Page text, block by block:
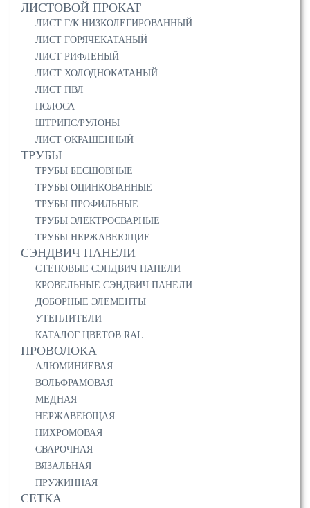
ЛИСТОВОЙ ПРОКАТ
ЛИСТ Г/К НИЗКОЛЕГИРОВАННЫЙ
ЛИСТ ГОРЯЧЕКАТАНЫЙ
ЛИСТ РИФЛЕНЫЙ
ЛИСТ ХОЛОДНОКАТАНЫЙ
ЛИСТ ПВЛ
ПОЛОСА
ШТРИПС/РУЛОНЫ
ЛИСТ ОКРАШЕННЫЙ
ТРУБЫ
ТРУБЫ БЕСШОВНЫЕ
ТРУБЫ ОЦИНКОВАННЫЕ
ТРУБЫ ПРОФИЛЬНЫЕ
ТРУБЫ ЭЛЕКТРОСВАРНЫЕ
ТРУБЫ НЕРЖАВЕЮЩИЕ
СЭНДВИЧ ПАНЕЛИ
СТЕНОВЫЕ СЭНДВИЧ ПАНЕЛИ
КРОВЕЛЬНЫЕ СЭНДВИЧ ПАНЕЛИ
ДОБОРНЫЕ ЭЛЕМЕНТЫ
УТЕПЛИТЕЛИ
КАТАЛОГ ЦВЕТОВ RAL
ПРОВОЛОКА
АЛЮМИНИЕВАЯ
ВОЛЬФРАМОВАЯ
МЕДНАЯ
НЕРЖАВЕЮЩАЯ
НИХРОМОВАЯ
СВАРОЧНАЯ
ВЯЗАЛЬНАЯ
ПРУЖИННАЯ
СЕТКА